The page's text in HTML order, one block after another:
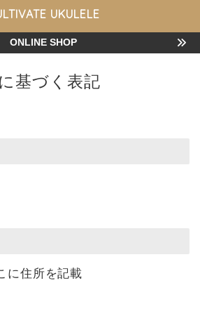
UKULELE
ONLINE SHOP
基づく表記
住所を記載